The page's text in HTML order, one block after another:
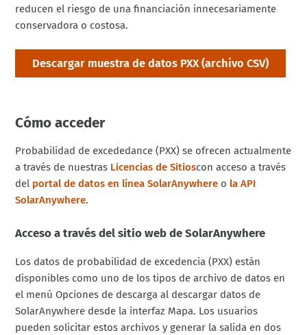
reducen el riesgo de una financiación innecesariamente
conservadora o costosa.
Descargar muestra de datos PXX (archivo CSV)
Cómo acceder
Probabilidad de excededance (PXX) se ofrecen actualmente
a través de nuestras Licencias de Sitiosconacceso a través
del portal de datos en línea SolarAnywhere o la API
SolarAnywhere.
Acceso a través del sitio web de SolarAnywhere
Los datos de probabilidad de excedencia (PXX) están
disponibles como uno de los tipos de archivo de datos en
el menú Opciones de descarga al descargar datos de
SolarAnywhere desde la interfaz Mapa. Los usuarios
pueden solicitar estos archivos y generar la salida en dos